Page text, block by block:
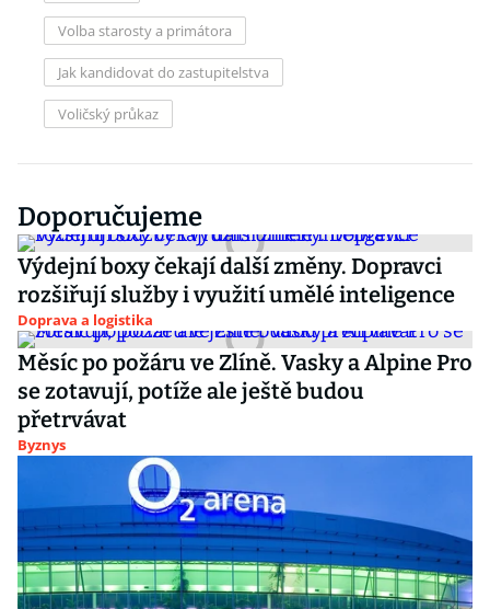
Volba starosty a primátora
Jak kandidovat do zastupitelstva
Voličský průkaz
Doporučujeme
Výdejní boxy čekají další změny. Dopravci
rozšiřují služby i využití umělé inteligence
Doprava a logistika
Měsíc po požáru ve Zlíně. Vasky a Alpine Pro
se zotavují, potíže ale ještě budou
přetrvávat
Byznys